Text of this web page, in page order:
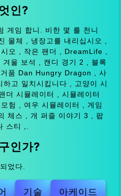
인?
게임 합니. 비한 몇 를 천니
물체 , 냉장고를 내리십시오 ,
오 , 작은 팬더 , DreamLife ,
울 보석 , 캔디 경기 2 , 블록
품 Dan Hungry Dragon , 사
고 일치시킵니다 , 고양이 시
더 시뮬레이터 , 시뮬레이터
험 , 여우 시뮬레이터 , 게임
체스 , 개 퍼즐 이야기 3 , 팝
스티 ,.
인가?
었다.
기술 아케이드